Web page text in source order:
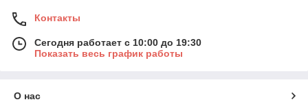
Контакты
Сегодня работает с 10:00 до 19:30
Показать весь график работы
О нас